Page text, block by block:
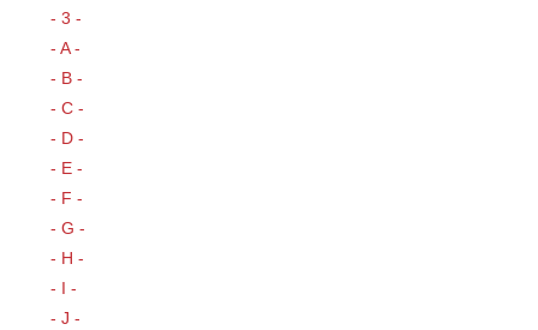
- 3 -
- A -
- B -
- C -
- D -
- E -
- F -
- G -
- H -
- I -
- J -